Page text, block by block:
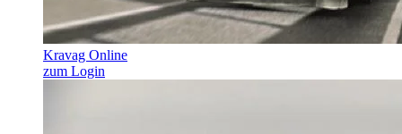
Kravag Online
zum Login